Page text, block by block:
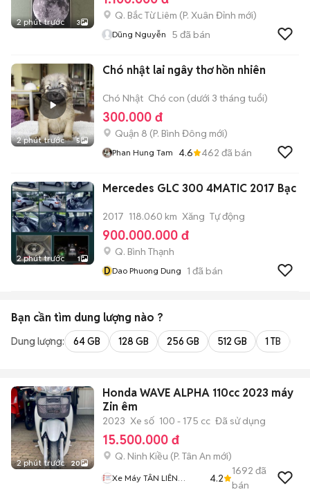
2 phút trước 3
Q. Bắc Từ Liêm (P. Xuân Đỉnh mới)
Dũng Nguyễn 5 đã bán
2 phút trước 5
Chó nhật lai ngây thơ hồn nhiên
Chó Nhật Chó con (dưới 3 tháng tuổi)
300.000 đ
Quận 8 (P. Bình Đông mới)
Phan Hung Tam 4.6 462 đã bán
2 phút trước 1
Mercedes GLC 300 4MATIC 2017 Bạc
2017 118.060 km Xăng Tự động
900.000.000 đ
Q. Bình Thạnh
DDao Phuong Dung 1 đã bán
Bạn cần tìm dung lượng nào ?
Dung lượng: 64 GB 128 GB 256 GB 512 GB 1 TB
2 phút trước 20
Honda WAVE ALPHA 110cc 2023 máy
Zin êm
2023 Xe số 100 - 175 cc Đã sử dụng
15.500.000 đ
Q. Ninh Kiều (P. Tân An mới)
Xe Máy TÂN LIÊN
4.2
1692 đã
bán